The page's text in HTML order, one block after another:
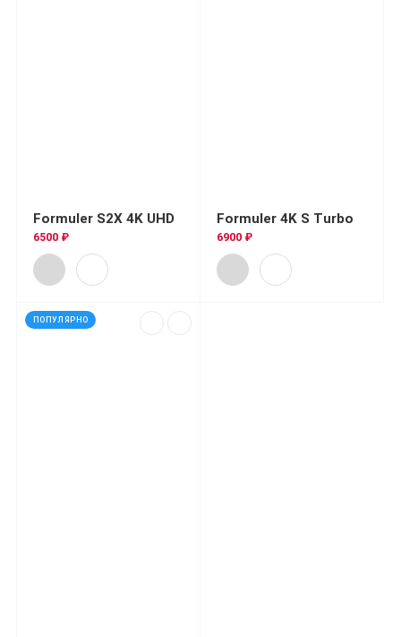
Formuler S2X 4K UHD
6500 ₽
Formuler 4K S Turbo
6900 ₽
ПОПУЛЯРНО